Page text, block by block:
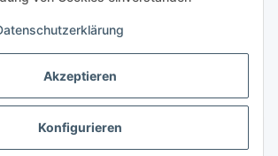
Akzeptieren
Konfigurieren
Vertrag widerrufen